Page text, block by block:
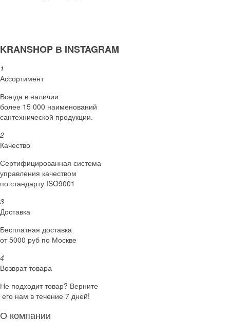
KRANSHOP В INSTAGRAM
1
Ассортимент
Всегда в наличии
более 15 000 наименований
сантехнической продукции.
2
Качество
Сертифициро­ванная система
управления качеством
по стандарту ISO9001
3
Доставка
Бесплатная доставка
от 5000 руб по Москве
4
Возврат товара
Не подходит товар? Верните
его нам в течение 7 дней!
О компании